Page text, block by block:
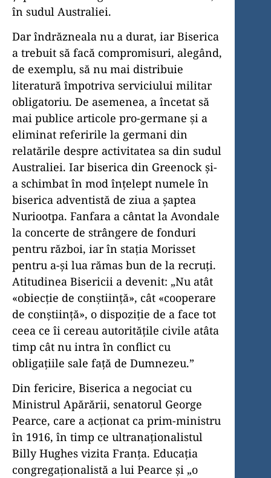
în sudul Australiei.
Dar îndrăzneala nu a durat, iar Biserica
a trebuit să facă compromisuri, alegând,
de exemplu, să nu mai distribuie
literatură împotriva serviciului militar
obligatoriu. De asemenea, a încetat să
mai publice articole pro-germane și a
eliminat referirile la germani din
relatările despre activitatea sa din sudul
Australiei. Iar biserica din Greenock și-
a schimbat în mod înțelept numele în
biserica adventistă de ziua a șaptea
Nuriootpa. Fanfara a cântat la Avondale
la concerte de strângere de fonduri
pentru război, iar în stația Morisset
pentru a-și lua rămas bun de la recruți.
Atitudinea Bisericii a devenit: „Nu atât
«obiecție de conștiință», cât «cooperare
de conștiință», o dispoziție de a face tot
ceea ce îi cereau autoritățile civile atâta
timp cât nu intra în conflict cu
obligațiile sale față de Dumnezeu.”
Din fericire, Biserica a negociat cu
Ministrul Apărării, senatorul George
Pearce, care a acționat ca prim-ministru
în 1916, în timp ce ultranaționalistul
Billy Hughes vizita Franța. Educația
congregaționalistă a lui Pearce și „o